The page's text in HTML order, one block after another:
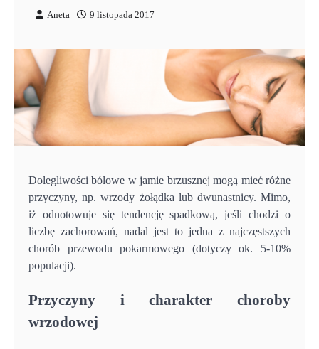
Aneta 9 listopada 2017
Dolegliwości bólowe w jamie brzusznej mogą mieć różne
przyczyny, np. wrzody żołądka lub dwunastnicy. Mimo,
iż odnotowuje się tendencję spadkową, jeśli chodzi o
liczbę zachorowań, nadal jest to jedna z najczęstszych
chorób przewodu pokarmowego (dotyczy ok. 5-10%
populacji).
Przyczyny i charakter choroby
wrzodowej